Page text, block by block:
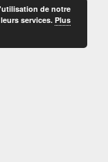
de notre
services. Plus